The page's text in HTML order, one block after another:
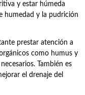
y estar húmeda
humedad y la pudrición
prestar atención a
como humus y
También es
el drenaje del